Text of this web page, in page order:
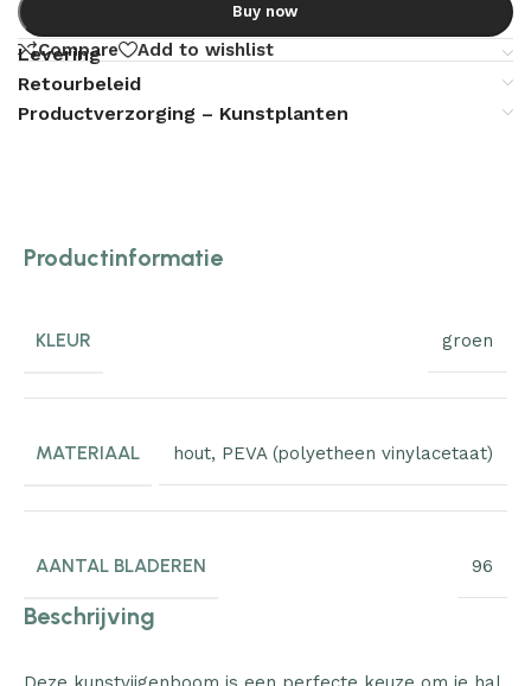
Buy now
Compare Add to wishlist
Levering
Retourbeleid
Productverzorging – Kunstplanten
Productinformatie
KLEUR groen
MATERIAAL hout, PEVA (polyetheen vinylacetaat)
AANTAL BLADEREN 96
Beschrijving